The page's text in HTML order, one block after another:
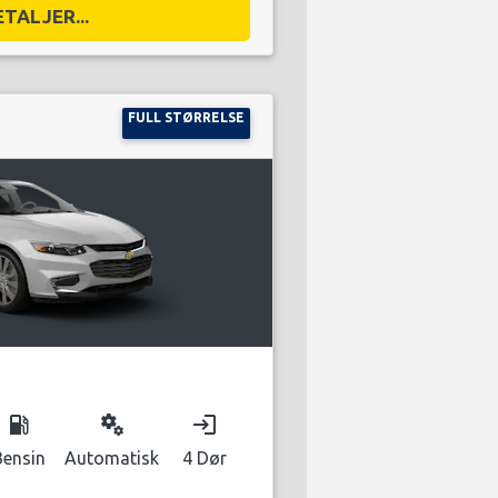
FULL STØRRELSE
local_gas_station miscellaneous_services
Automatisk
login
4 Dør